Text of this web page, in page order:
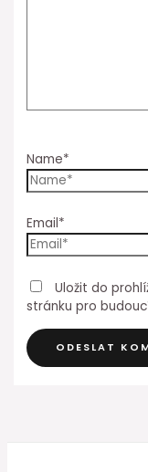
Name*
Email*
Uložit do
stránku pro